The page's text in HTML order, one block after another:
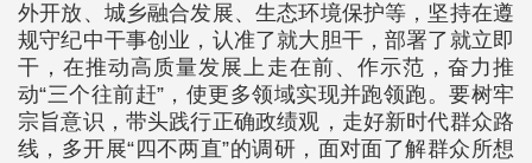
外开放、城乡融合发展、生态环境保护等，坚持在遵
规守纪中干事创业，认准了就大胆干，部署了就立即
干，在推动高质量发展上走在前、作示范，奋力推
动“三个往前赶”，使更多领域实现并跑领跑。要树牢
宗旨意识，带头践行正确政绩观，走好新时代群众路
线，多开展“四不两直”的调研，面对面了解群众所想